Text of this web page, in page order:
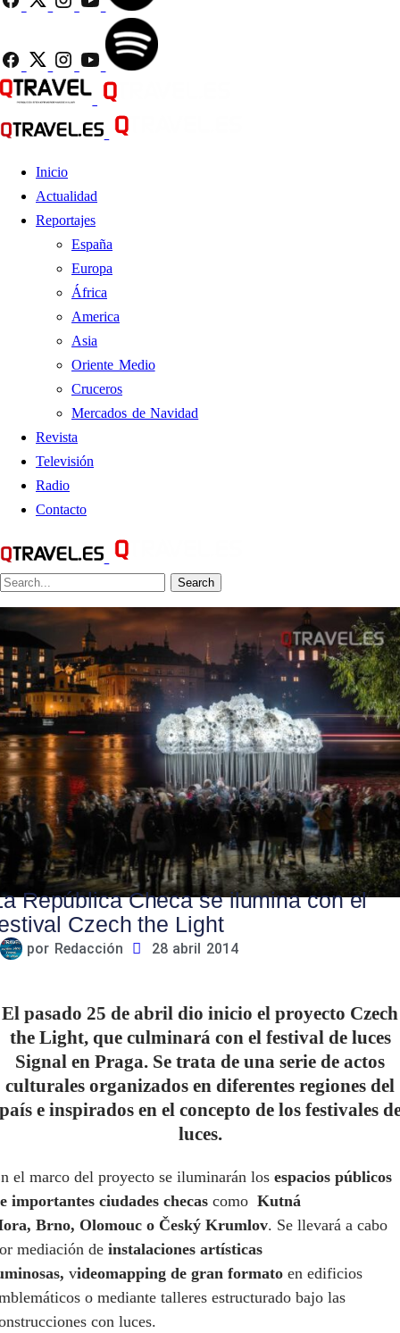
Inicio
Actualidad
Reportajes
España
Europa
África
America
Asia
Oriente Medio
Cruceros
Mercados de Navidad
Revista
Televisión
Radio
Contacto
Search
República Checa se ilumina con el
Czech the Light
por Redacción 28 abril 2014
El pasado 25 de abril dio inicio el proyecto Czech
the Light, que culminará con el festival de luces
Signal en Praga. Se trata de una serie de actos
culturales organizados en diferentes regiones del
e inspirados en el concepto de los festivales
luces.
el marco del proyecto se iluminarán los espacios públicos
importantes ciudades checas como Kutná
Brno, Olomouc o Český Krumlov. Se llevará a cabo
mediación de instalaciones artísticas
videomapping de gran formato en edificios
o mediante talleres estructurado bajo las
con luces.